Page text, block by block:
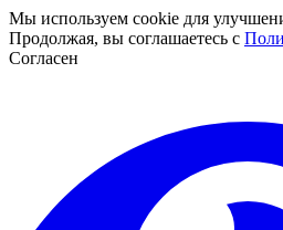
Мы используем cookie для
Продолжая, вы соглашаетесь с
Согласен